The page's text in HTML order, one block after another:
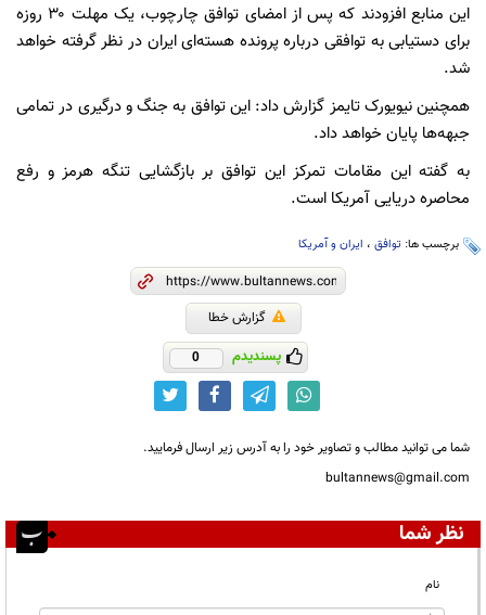
این منابع افزودند که پس از امضای توافق چارچوب، یک مهلت ۳۰ روزه
برای دستیابی به توافقی درباره پرونده هسته‌ای ایران در نظر گرفته خواهد
شد.
همچنین نیویورک تایمز گزارش داد: این توافق به جنگ و درگیری در تمامی
جبهه‌ها پایان خواهد داد.
به گفته این مقامات تمرکز این توافق بر بازگشایی تنگه هرمز و رفع
محاصره دریایی آمریکا است.
برچسب ها: توافق ، ایران و آمریکا
گزارش خطا
پسندیدم 0
شما می توانید مطالب و تصاویر خود را به آدرس زیر ارسال فرمایید.
bultannews@gmail.com
نظر شما
نام